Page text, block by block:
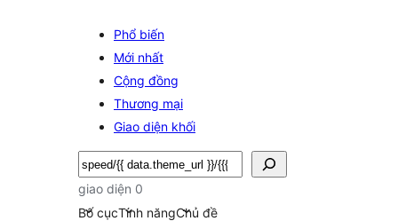
Phổ biến
Mới nhất
Cộng đồng
Thương mại
Giao diện khối
Tìm
kiếm
giao diện 0
Bố cụcTính năngChủ đề